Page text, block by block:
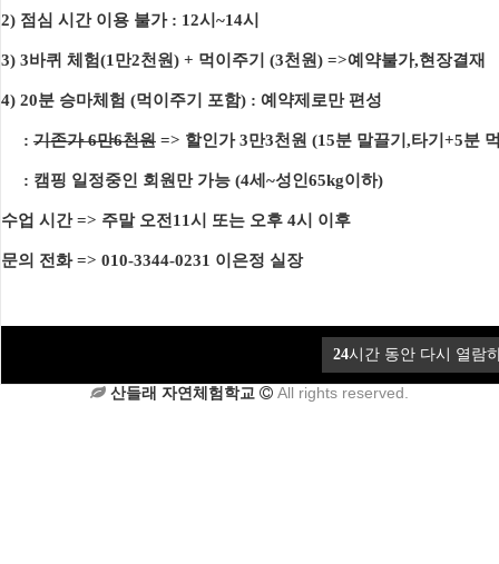
2) 점심 시간 이용 불가 : 12시~14시
3) 3바퀴 체험(1만2천원) + 먹이주기 (3천원) =>예약불가,현장결재
4) 20분 승마체험 (먹이주기 포함) : 예약제로만 편성
: 기존가 6만6천원 => 할인가 3만3천원 (15분 말끌기,타기+5분
: 캠핑 일정중인 회원만 가능 (4세~성인65kg이하)
수업 시간 => 주말 오전11시 또는 오후 4시 이후
문의 전화 => 010-3344-0231 이은정 실장
24시간 동안 다시 열람
상담 시간 : 오전 9시 ~ 오후 6시
2026산들래캠핑장-2
산들래 자연체험학교 All rights reserved.